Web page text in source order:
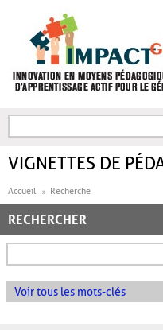
FORMULAIRE DE
VIGNETTES DE
Accueil Recherche
RECHERCHER
Voir tous les mots-clés